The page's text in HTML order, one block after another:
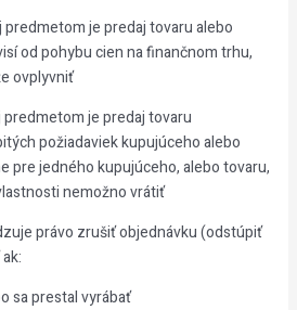
je predaj tovaru alebo
od pohybu cien na finančnom trhu,
ovplyvniť
je predaj tovaru
požiadaviek kupujúceho alebo
pre jedného kupujúceho, alebo tovaru,
nemožno vrátiť
právo zrušiť objednávku (odstúpiť
sa prestal vyrábať